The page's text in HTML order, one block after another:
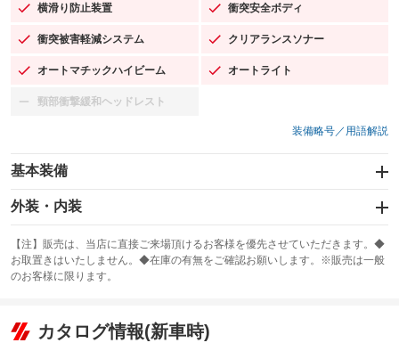
横滑り防止装置
：装備あり 衝突安全ボディ
：装備あり
衝突被害軽減システム
：装備あり クリアランスソナー
：装備あり
オートマチックハイビーム
：装備あり オートライト
：装備あり
頸部衝撃緩和ヘッドレスト
：装備なし
装備略号／用語解説
基本装備
エアバッグ：運転席/助手席/サイド
：装備あり
：装備なし
サンルーフ
：装備なし ABS
リフトアップ
：装備なし
外装・内装
カーナビ：HDDナビ
：装備あり
TV：フルセグ
：装備あり
ビジュアル：-／DVD再生
：装備あり
【注】販売は、当店に直接ご来場頂けるお客様を優先させていただきます。◆
お取置きはいたしません。◆在庫の有無をご確認お願いします。※販売は一般
のお客様に限ります。
カタログ情報(新車時)